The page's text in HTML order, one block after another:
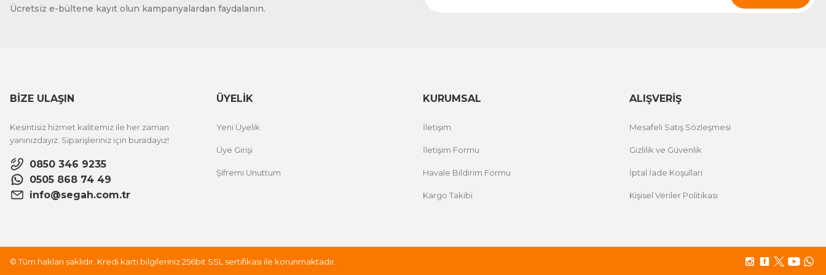
Ücretsiz e-bültene kayıt olun kampanyalardan faydalanın.
BİZE ULAŞIN
Kesintisiz hizmet kalitemiz ile her zaman
yanınızdayız. Siparişleriniz için buradayız!
0850 346 9235
0505 868 74 49
info@segah.com.tr
ÜYELİK
Yeni Üyelik
Üye Girişi
Şifremi Unuttum
KURUMSAL
İletişim
İletişim Formu
Havale Bildirim Formu
Kargo Takibi
ALIŞVERİŞ
Mesafeli Satış Sözleşmesi
Gizlilik ve Güvenlik
İptal İade Koşullari
Kişisel Veriler Politikası
© Tüm hakları saklıdır. Kredi kartı bilgileriniz 256bit SSL sertifikası ile korunmaktadır.